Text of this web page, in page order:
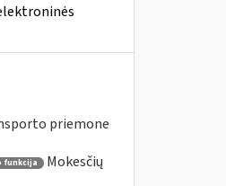
priemone
funkcija
Mokesčių